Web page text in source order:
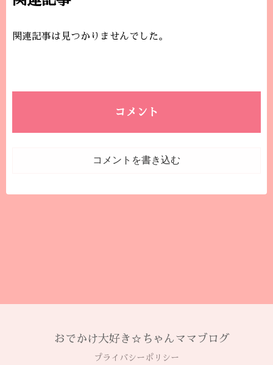
関連記事は見つかりませんでした。
コメント
コメントを書き込む
おでかけ大好き☆ちゃんママブログ
プライバシーポリシー